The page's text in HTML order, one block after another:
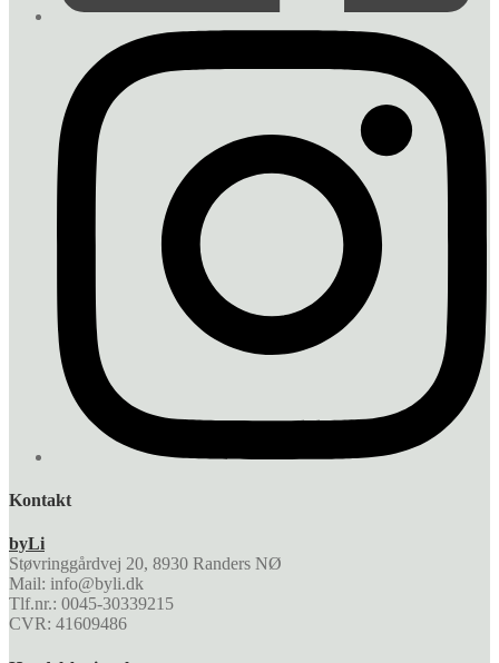
Kontakt
byLi
Støvringgårdvej 20, 8930 Randers NØ
Mail: info@byli.dk
Tlf.nr.: 0045-30339215
CVR: 41609486